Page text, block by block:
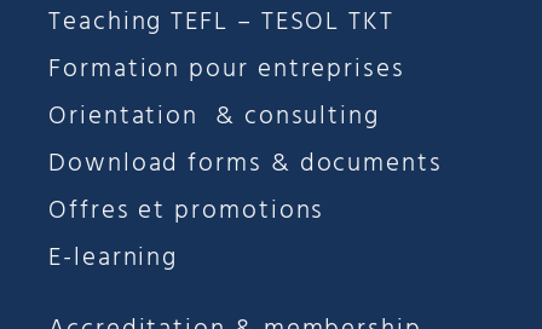
Teaching TEFL – TESOL TKT
Formation pour entreprises
Orientation & consulting
Download forms & documents
Offres et promotions
E-learning